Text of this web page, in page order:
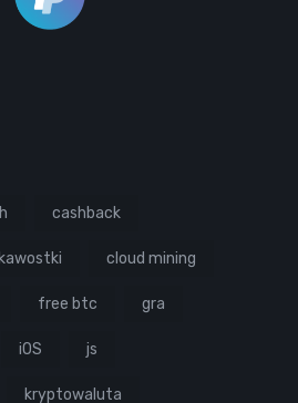
cashback
cloud mining
free btc gra
iOS js
kryptowaluta